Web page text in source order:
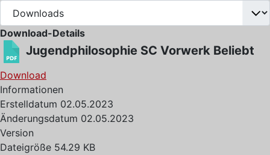
Download-Details
Jugendphilosophie SC Vorwerk Beliebt
Download
Informationen
Erstelldatum 02.05.2023
Änderungsdatum 02.05.2023
Version
Dateigröße 54.29 KB